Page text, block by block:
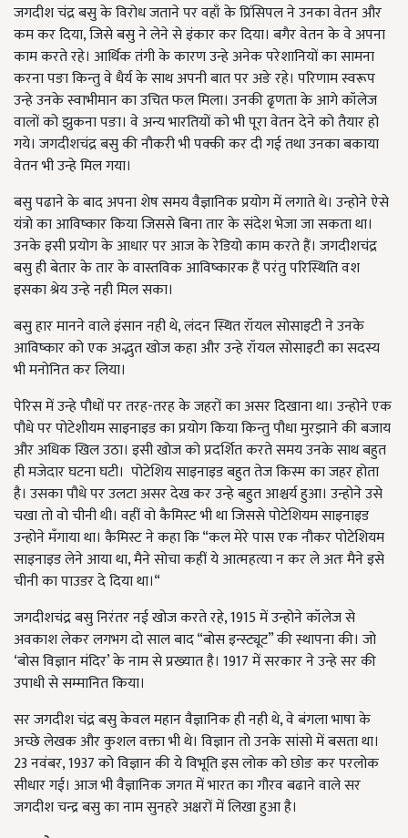
जगदीश चंद्र बसु के विरोध जताने पर वहाँ के प्रिंसिपल ने उनका वेतन और
कम कर दिया, जिसे बसु ने लेने से इंकार कर दिया। बगैर वेतन के वे अपना
काम करते रहे। आर्थिक तंगी के कारण उन्हे अनेक परेशानियों का सामना
करना पङा किन्तु वे धैर्य के साथ अपनी बात पर अङे रहे। परिणाम स्वरूप
उन्हे उनके स्वाभीमान का उचित फल मिला। उनकी ढृणता के आगे कॉलेज
वालों को झुकना पङा। वे अन्य भारतियों को भी पूरा वेतन देने को तैयार हो
गये। जगदीशचंद्र बसु की नौकरी भी पक्की कर दी गई तथा उनका बकाया
वेतन भी उन्हे मिल गया।
बसु पढाने के बाद अपना शेष समय वैज्ञानिक प्रयोग में लगाते थे। उन्होने ऐसे
यंत्रो का आविष्कार किया जिससे बिना तार के संदेश भेजा जा सकता था।
उनके इसी प्रयोग के आधार पर आज के रेडियो काम करते हैं। जगदीशचंद्र
बसु ही बेतार के तार के वास्तविक आविष्कारक हैं परंतु परिस्थिति वश
इसका श्रेय उन्हे नही मिल सका।
बसु हार मानने वाले इंसान नही थे, लंदन स्थित रॉयल सोसाइटी ने उनके
आविष्कार को एक अद्भुत खोज कहा और उन्हे रॉयल सोसाइटी का सदस्य
भी मनोनित कर लिया।
पेरिस में उन्हे पौधों पर तरह-तरह के जहरों का असर दिखाना था। उन्होने एक
पौधे पर पोटेशीयम साइनाइड का प्रयोग किया किन्तु पौधा मुरझाने की बजाय
और अधिक खिल उठा। इसी खोज को प्रदर्शित करते समय उनके साथ बहुत
ही मजेदार घटना घटी। पोटेशिय साइनाइड बहुत तेज किस्म का जहर होता
है। उसका पौधे पर उलटा असर देख कर उन्हे बहुत आश्चर्य हुआ। उन्होने उसे
चखा तो वो चीनी थी। वहीं वो कैमिस्ट भी था जिससे पोटेशियम साइनाइड
उन्होने मँगाया था। कैमिस्ट ने कहा कि “कल मेरे पास एक नौकर पोटेशियम
साइनाइड लेने आया था, मैने सोचा कहीं ये आत्महत्या न कर ले अतः मैने इसे
चीनी का पाउडर दे दिया था।“
जगदीशचंद्र बसु निरंतर नई खोज करते रहे, 1915 में उन्होने कॉलेज से
अवकाश लेकर लगभग दो साल बाद “बोस इन्स्ट्यूट” की स्थापना की। जो
‘बोस विज्ञान मंदिर’ के नाम से प्रख्यात है। 1917 में सरकार ने उन्हे सर की
उपाधी से सम्मानित किया।
सर जगदीश चंद्र बसु केवल महान वैज्ञानिक ही नही थे, वे बंगला भाषा के
अच्छे लेखक और कुशल वक्ता भी थे। विज्ञान तो उनके सांसो में बसता था।
23 नवंबर, 1937 को विज्ञान की ये विभूति इस लोक को छोङ कर परलोक
सीधार गई। आज भी वैज्ञानिक जगत में भारत का गौरव बढाने वाले सर
जगदीश चन्द्र बसु का नाम सुनहरे अक्षरों में लिखा हुआ है।